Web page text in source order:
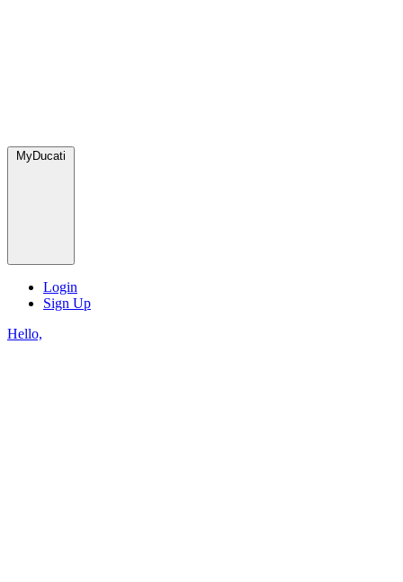
MyDucati
Login
Sign Up
Hello,